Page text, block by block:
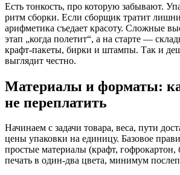
Есть тонкость, про которую забывают.
ритм сборки. Если сборщик тратит
арифметика съедает красоту. Сложные
этап „когда полетит“, а на старте —
крафт‑пакеты, бирки и штампы. Так и
выглядит честно.
Материалы и форматы:
не переплатить
Начинаем с задачи товара, веса, пути
цены упаковки на единицу. Базовое
простые материалы (крафт,
печать в один-два цвета, минимум